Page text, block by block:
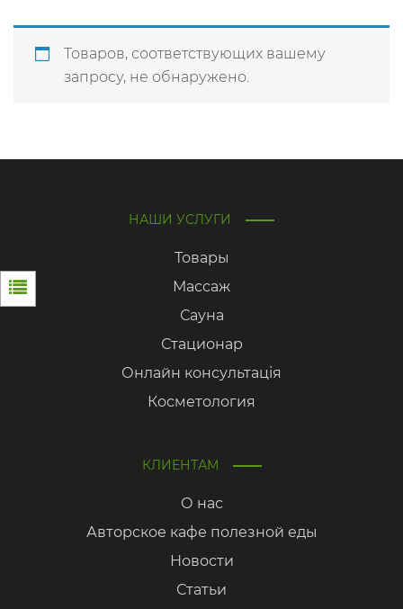
Товаров, соответствующих вашему
запросу, не обнаружено.
НАШИ УСЛУГИ
Товары
Массаж
Сауна
Стационар
Онлайн консультація
Косметология
КЛИЕНТАМ
О нас
Авторское кафе полезной еды
Новости
Статьи